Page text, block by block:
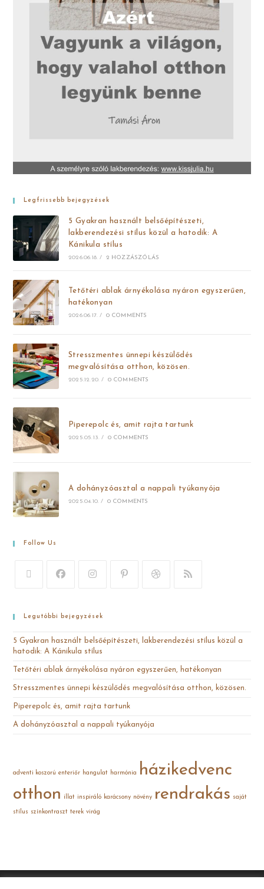
Legfrissebb bejegyzések
5 Gyakran használt belsőépítészeti,
lakberendezési stílus közül a hatodik: A
Kánikula stílus
2026.06.18. / 2 HOZZÁSZÓLÁS
Tetőtéri ablak árnyékolása nyáron egyszerűen,
hatékonyan
2026.06.17. / 0 COMMENTS
Stresszmentes ünnepi készülődés
megvalósítása otthon, közösen.
2025.12.20. / 0 COMMENTS
Piperepolc és, amit rajta tartunk
2025.05.13. / 0 COMMENTS
A dohányzóasztal a nappali tyúkanyója
2025.04.10. / 0 COMMENTS
Follow Us
Legutóbbi bejegyzések
5 Gyakran használt belsőépítészeti, lakberendezési stílus közül a
hatodik: A Kánikula stílus
Tetőtéri ablak árnyékolása nyáron egyszerűen, hatékonyan
Stresszmentes ünnepi készülődés megvalósítása otthon, közösen.
Piperepolc és, amit rajta tartunk
A dohányzóasztal a nappali tyúkanyója
adventi koszorú enteriőr hangulat harmónia
házikedvenc
otthon
illat inspiráló karácsony növény rendrakás saját
stílus színkontraszt terek virág